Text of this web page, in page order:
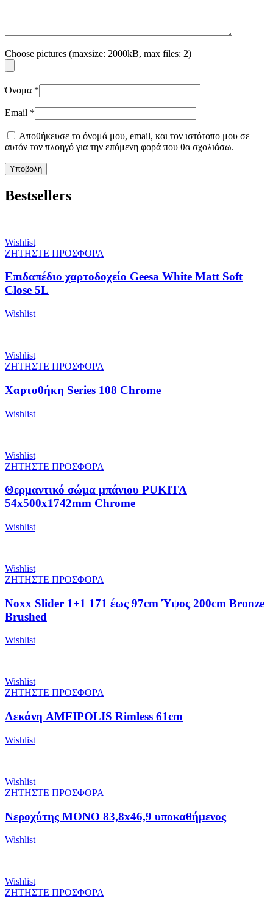
Choose pictures (maxsize: 2000kB, max files: 2)
Όνομα *
Email *
Αποθήκευσε το όνομά μου, email, και τον ιστότοπο μου σε
αυτόν τον πλοηγό για την επόμενη φορά που θα σχολιάσω.
Bestsellers
Wishlist
ΖΗΤΗΣΤΕ ΠΡΟΣΦΟΡΑ
Επιδαπέδιο χαρτοδοχείο Geesa White Matt Soft
Close 5L
Wishlist
Wishlist
ΖΗΤΗΣΤΕ ΠΡΟΣΦΟΡΑ
Χαρτοθήκη Series 108 Chrome
Wishlist
Wishlist
ΖΗΤΗΣΤΕ ΠΡΟΣΦΟΡΑ
Θερμαντικό σώμα μπάνιου PUKITA
54x500x1742mm Chrome
Wishlist
Wishlist
ΖΗΤΗΣΤΕ ΠΡΟΣΦΟΡΑ
Noxx Slider 1+1 171 έως 97cm Ύψος 200cm Bronze
Brushed
Wishlist
Wishlist
ΖΗΤΗΣΤΕ ΠΡΟΣΦΟΡΑ
Λεκάνη AMFIPOLIS Rimless 61cm
Wishlist
Wishlist
ΖΗΤΗΣΤΕ ΠΡΟΣΦΟΡΑ
Νεροχύτης MONO 83,8x46,9 υποκαθήμενος
Wishlist
Wishlist
ΖΗΤΗΣΤΕ ΠΡΟΣΦΟΡΑ